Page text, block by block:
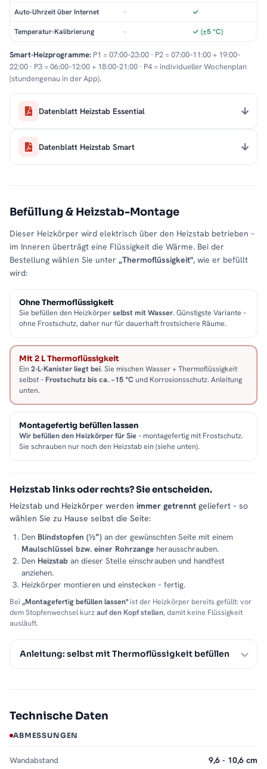
Auto-Uhrzeit über Internet – ✓
Temperatur-Kalibrierung – ✓ (±5 °C)
Smart-Heizprogramme: P1 = 07:00–23:00 · P2 = 07:00–11:00 + 19:00–
22:00 · P3 = 06:00–12:00 + 18:00–21:00 · P4 = individueller Wochenplan
(stundengenau in der App).
Datenblatt Heizstab Essential
Datenblatt Heizstab Smart
Befüllung & Heizstab-Montage
Dieser Heizkörper wird elektrisch über den Heizstab betrieben –
im Inneren überträgt eine Flüssigkeit die Wärme. Bei der
Bestellung wählen Sie unter „Thermoflüssigkeit", wie er befüllt
wird:
Ohne Thermoflüssigkeit
Sie befüllen den Heizkörperselbst mit Wasser. Günstigste Variante –
ohne Frostschutz, daher nur für dauerhaft frostsichere Räume.
Mit 2 L Thermoflüssigkeit
Ein 2-L-Kanister liegt bei. Sie mischen Wasser + Thermoflüssigkeit
selbst –Frostschutz bis ca. −15 °Cund Korrosionsschutz. Anleitung
unten.
Montagefertig befüllen lassen
Wir befüllen den Heizkörper für Sie– montagefertig mit Frostschutz.
Sie schrauben nur noch den Heizstab ein (siehe unten).
Heizstab links oder rechts? Sie entscheiden.
Heizstab und Heizkörper werden immer getrennt geliefert – so
wählen Sie zu Hause selbst die Seite:
Den Blindstopfen (½″) an der gewünschten Seite mit einem
Maulschlüssel bzw. einer Rohrzange herausschrauben.
Den Heizstab an dieser Stelle einschrauben und handfest
anziehen.
Heizkörper montieren und einstecken – fertig.
Bei „Montagefertig befüllen lassen"ist der Heizkörper bereits gefüllt: vor
dem Stopfenwechsel kurzauf den Kopf stellen, damit keine Flüssigkeit
ausläuft.
Anleitung: selbst mit Thermoflüssigkeit befüllen
Technische Daten
ABMESSUNGEN
Wandabstand 9,6 - 10,6 cm